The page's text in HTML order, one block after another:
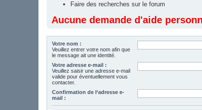
Faire des recherches sur le forum
Aucune demande d'aide
Votre nom :
Veuillez entrer votre nom afin que
le message ait une identité.
Votre adresse e-mail :
Veuillez saisir une adresse e-mail
valide pour éventuellement vous
contacter.
Confirmation de l‘adresse e-
mail :